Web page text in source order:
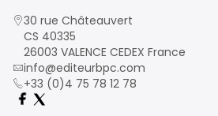
30 rue Châteauvert
CS 40335
26003 VALENCE CEDEX France
info@editeurbpc.com
+33 (0)4 75 78 12 78